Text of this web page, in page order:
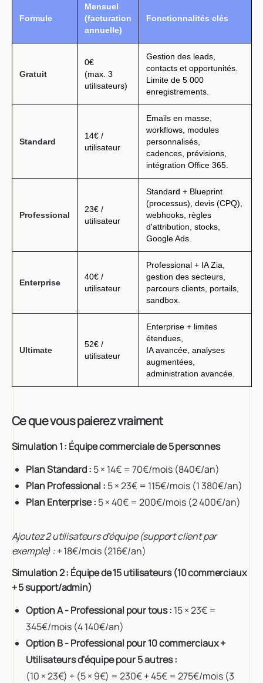
Formule
Mensuel
(facturation
annuelle)
Fonctionnalités clés
Gratuit
0€
(max. 3
utilisateurs)
Gestion des leads,
contacts et opportunités.
Limite de 5 000
enregistrements.
Standard
14€ /
utilisateur
Emails en masse,
workflows, modules
personnalisés,
cadences, prévisions,
intégration Office 365.
Professional
23€ /
utilisateur
Standard + Blueprint
(processus), devis (CPQ),
webhooks, règles
d'attribution, stocks,
Google Ads.
Enterprise
40€ /
utilisateur
Professional + IA Zia,
gestion des secteurs,
parcours clients, portails,
sandbox.
Ultimate
52€ /
utilisateur
Enterprise + limites
étendues,
IA avancée, analyses
augmentées,
administration avancée.
Ce que vous paierez vraiment
Simulation 1 : Équipe commerciale de 5 personnes
Plan Standard : 5 × 14€ = 70€/mois (840€/an)
Plan Professional : 5 × 23€ = 115€/mois (1 380€/an)
Plan Enterprise : 5 × 40€ = 200€/mois (2 400€/an)
Ajoutez 2 utilisateurs d'équipe (support client par
exemple) :+ 18€/mois (216€/an)
Simulation 2 : Équipe de 15 utilisateurs (10 commerciaux
+ 5 support/admin)
Option A - Professional pour tous : 15 × 23€ =
345€/mois (4 140€/an)
Option B - Professional pour 10 commerciaux +
Utilisateurs d'équipe pour 5 autres :
(10 × 23€) + (5 × 9€) = 230€ + 45€ = 275€/mois (3